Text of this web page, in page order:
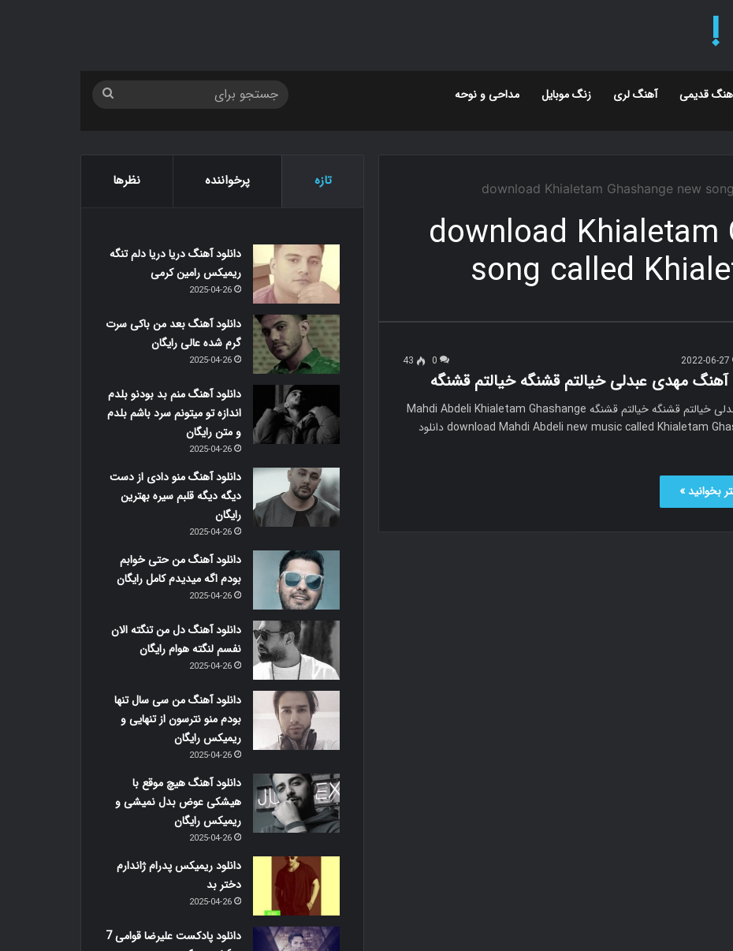
قدیمی آهنگ لری زنگ موبایل مداحی و نوحه
download Khialetam Ghashange new
download Khialetam
song called
2022-06-27
0
43
آهنگ مهدی عبدلی خیالتم قشنگه خیالتم قشنگه
مهدی عبدلی خیالتم قشنگه خیالتم قشنگه Mahdi Abdeli Khialetam Ghashange
download Mahdi Abdeli new music called Khialetam Ghashange دانلود
بخوانید »
تازه پرخواننده نظرها
دانلود آهنگ دریا دریا دلم تنگه
ریمیکس رامین کرمی
2025-04-26
دانلود آهنگ بعد من باکی سرت
گرم شده عالی رایگان
2025-04-26
دانلود آهنگ منم بد بودنو بلدم
اندازه تو میتونم سرد باشم بلدم
و متن رایگان
2025-04-26
دانلود آهنگ منو دادی از دست
دیگه دیگه قلبم سیره بهترین
رایگان
2025-04-26
دانلود آهنگ من حتی خوابم
بودم اگه میدیدم کامل رایگان
2025-04-26
دانلود آهنگ دل من تنگته الان
نفسم لنگته هوام رایگان
2025-04-26
دانلود آهنگ من سی سال تنها
بودم منو نترسون از تنهایی و
ریمیکس رایگان
2025-04-26
دانلود آهنگ هیچ موقع با
هیشکی عوض بدل نمیشی و
ریمیکس رایگان
2025-04-26
دانلود ریمیکس پدرام ژاندارم
دختر بد
2025-04-26
دانلود پادکست علیرضا قوامی 7